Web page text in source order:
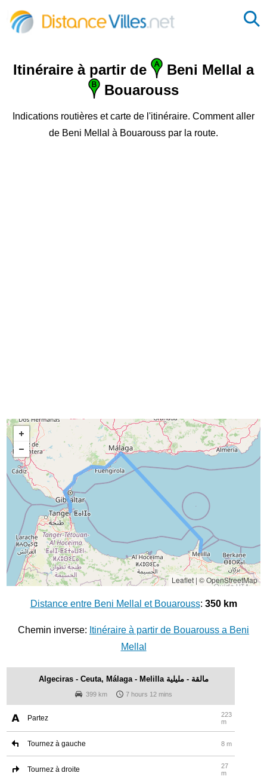
Itinéraire à partir de
Beni Mellal a
Bouarouss
Indications routières et carte de l'itinéraire. Comment aller
de Beni Mellal à Bouarouss par la route.
Leaflet| © OpenStreetMap
Distance entre Beni Mellal et Bouarouss: 350 km
Chemin inverse: Itinéraire à partir de Bouarouss a Beni
Mellal
Algeciras - Ceuta, Málaga - Melilla مالقة - مليلية
399 km 7 hours 12 mins
Partez
223
m
Tournez à gauche 8 m
Tournez à droite
27
m